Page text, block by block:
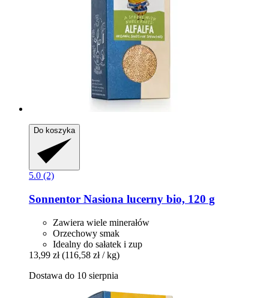
Do koszyka
5.0 (2)
Sonnentor Nasiona lucerny bio, 120 g
Zawiera wiele minerałów
Orzechowy smak
Idealny do sałatek i zup
13,99 zł (116,58 zł / kg)
Dostawa do 10 sierpnia